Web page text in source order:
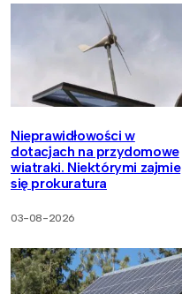
Nieprawidłowości w
dotacjach na przydomowe
wiatraki. Niektórymi zajmie
się prokuratura
03-08-2026